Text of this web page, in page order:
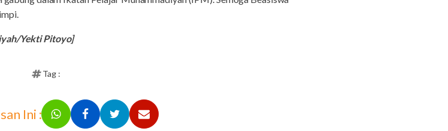
Yekti Pitoyo]
Tag :
Ini :